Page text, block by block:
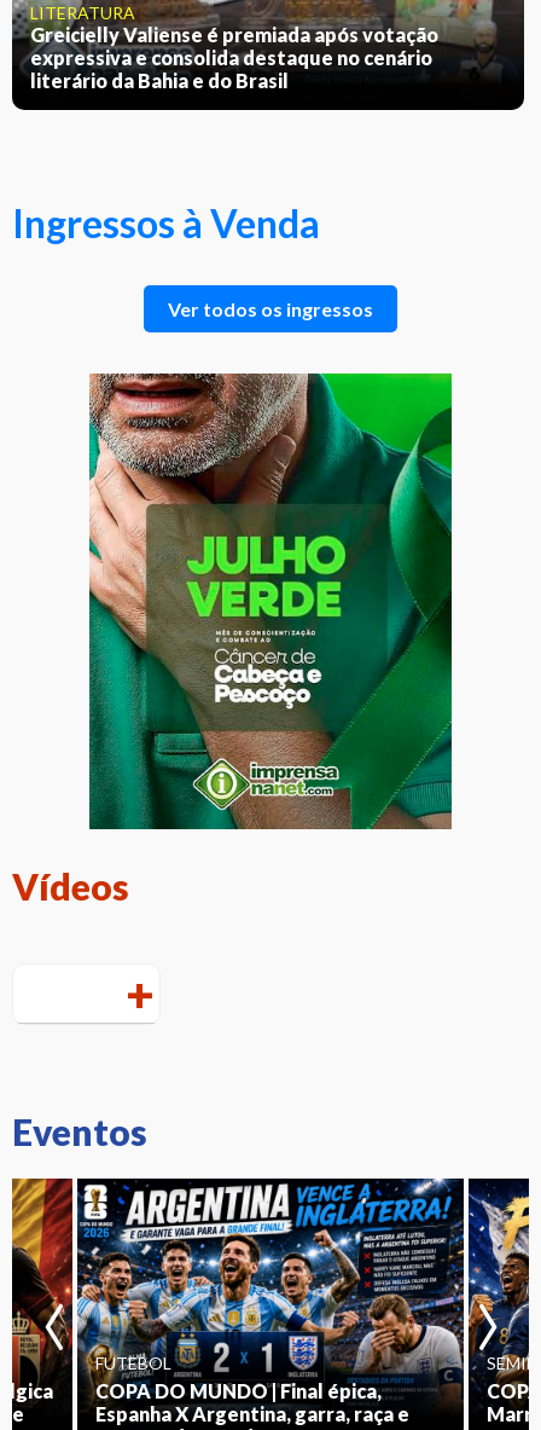
LITERATURA
Greicielly Valiense é premiada após votação
expressiva e consolida destaque no cenário
literário da Bahia e do Brasil
Ingressos à Venda
Ver todos os ingressos
Vídeos
+
Eventos
FUTEBOL
COPA DO MUNDO | Final épica,
Espanha X Argentina, garra, raça e
‹ ›